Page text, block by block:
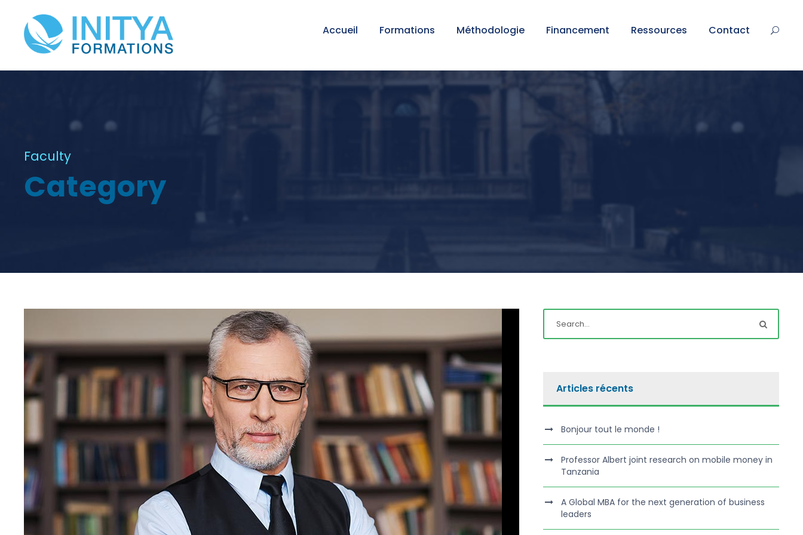
Accueil Formations Méthodologie Financement Ressources Contact
Faculty
Category
Articles récents
Bonjour tout le monde !
Professor Albert joint research on mobile money in
Tanzania
A Global MBA for the next generation of business
leaders